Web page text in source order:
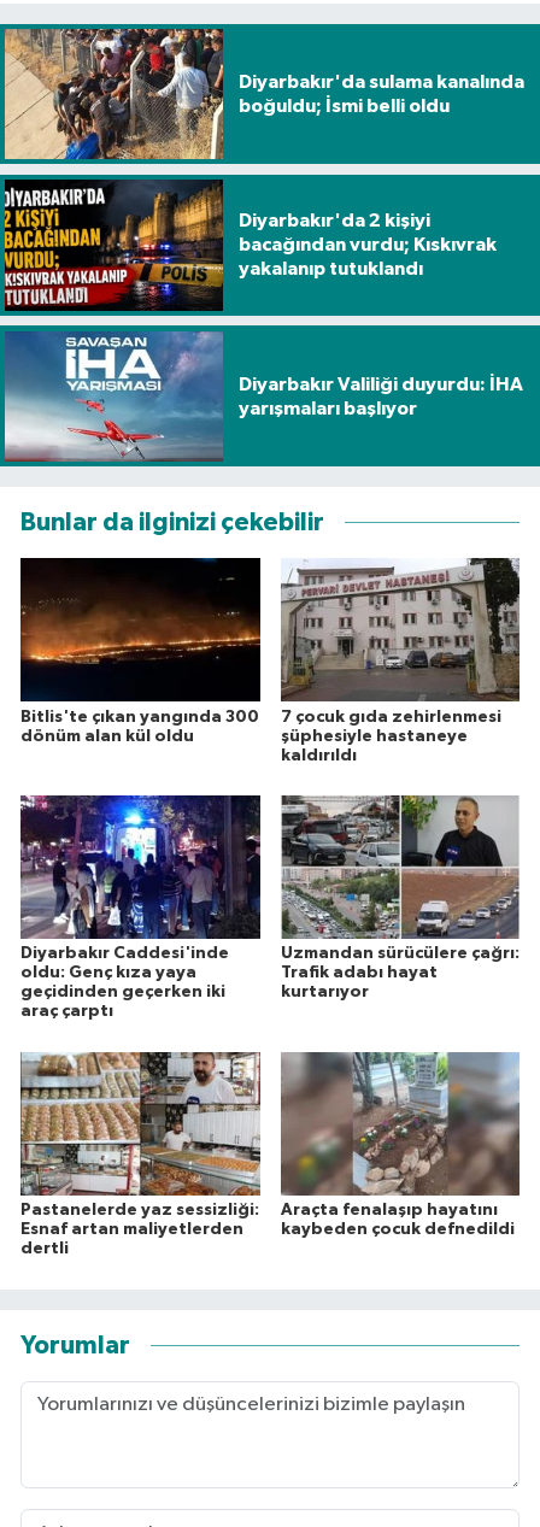
Diyarbakır'da sulama kanalında
boğuldu; İsmi belli oldu
Diyarbakır'da 2 kişiyi
bacağından vurdu; Kıskıvrak
yakalanıp tutuklandı
Diyarbakır Valiliği duyurdu: İHA
yarışmaları başlıyor
Bunlar da ilginizi çekebilir
Bitlis'te çıkan yangında 300
dönüm alan kül oldu
7 çocuk gıda zehirlenmesi
şüphesiyle hastaneye
kaldırıldı
Diyarbakır Caddesi'inde
oldu: Genç kıza yaya
geçidinden geçerken iki
araç çarptı
Uzmandan sürücülere çağrı:
Trafik adabı hayat
kurtarıyor
Pastanelerde yaz sessizliği:
Esnaf artan maliyetlerden
dertli
Araçta fenalaşıp hayatını
kaybeden çocuk defnedildi
Yorumlar